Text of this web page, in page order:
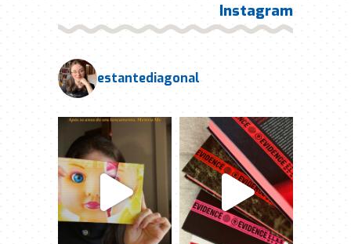
Instagram
estantediagonal